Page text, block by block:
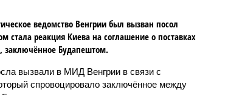
ведомство Венгрии был вызван посол
стала реакция Киева на соглашение о поставках
заключённое Будапештом.
вызвали в МИД Венгрии в связи с
спровоцировало заключённое между